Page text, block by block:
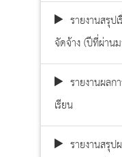
รายงานสรุป
จัดจ้าง (ปีที่ผ่าน
รายงานผลก
เรียน
รายงานสรุป